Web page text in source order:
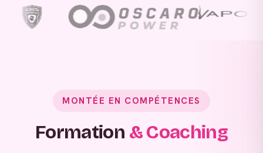
MONTÉE EN COMPÉTENCES
Formation & Coaching